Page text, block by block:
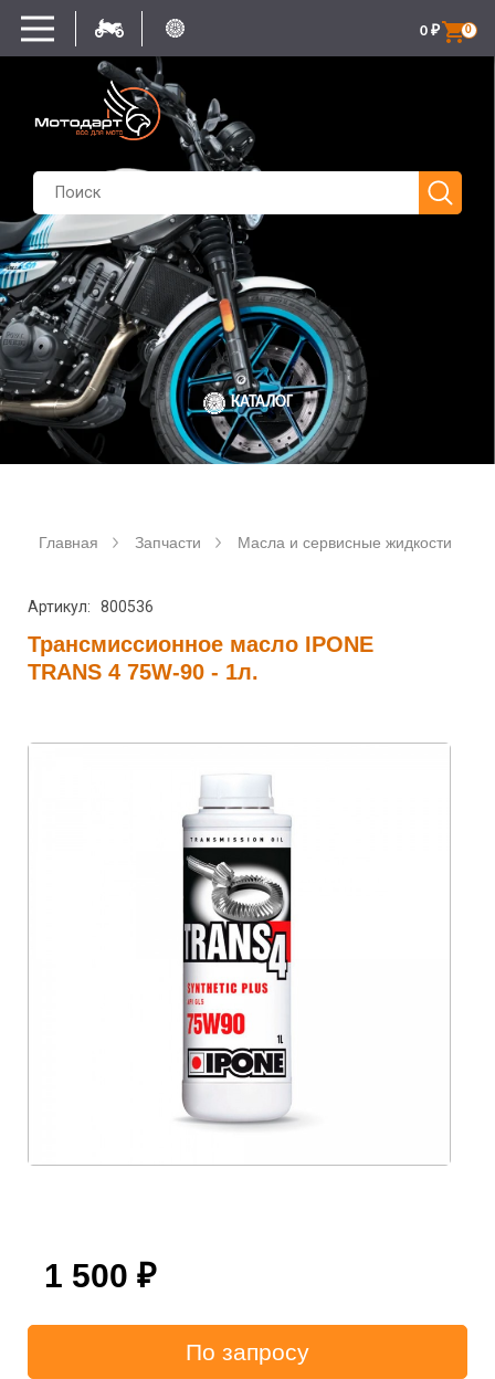
0
0 ₽
КАТАЛОГ
Главная Запчасти Масла и сервисные жидкости
Артикул: 800536
Трансмиссионное масло IPONE
TRANS 4 75W-90 - 1л.
1 500 ₽